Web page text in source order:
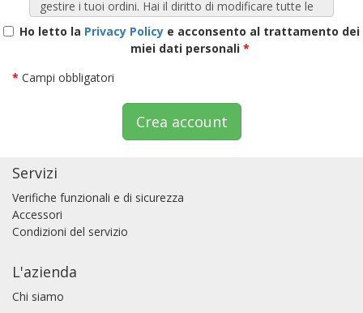
Ho letto la Privacy Policy e acconsento al trattamento dei
miei dati personali *
* Campi obbligatori
Crea account
Servizi
Verifiche funzionali e di sicurezza
Accessori
Condizioni del servizio
L'azienda
Chi siamo